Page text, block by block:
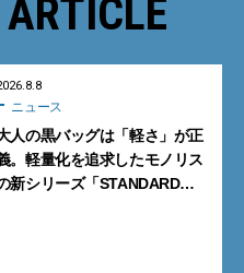
ニュース
人の黒バッグは「軽さ」が正
。軽量化を追求したモノリス
新シリーズ「STANDARD